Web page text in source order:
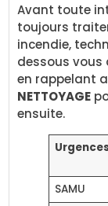
Avant toute
toujours
incendie,
dessous vous
en rappelant
NETTOYAGE
ensuite.
SAMU